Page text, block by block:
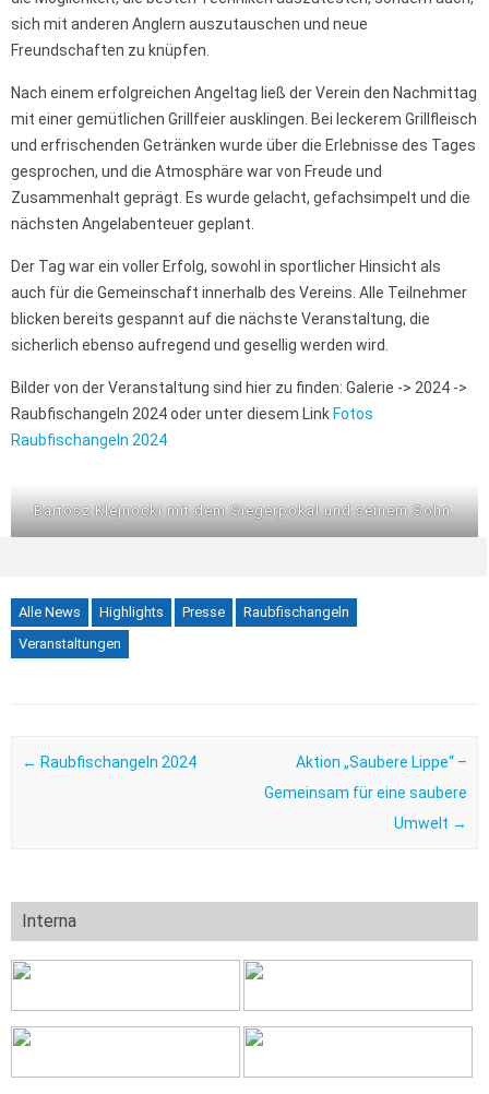
sich mit anderen Anglern auszutauschen und neue
Freundschaften zu knüpfen.
Nach einem erfolgreichen Angeltag ließ der Verein den Nachmittag
mit einer gemütlichen Grillfeier ausklingen. Bei leckerem Grillfleisch
und erfrischenden Getränken wurde über die Erlebnisse des Tages
gesprochen, und die Atmosphäre war von Freude und
Zusammenhalt geprägt. Es wurde gelacht, gefachsimpelt und die
nächsten Angelabenteuer geplant.
Der Tag war ein voller Erfolg, sowohl in sportlicher Hinsicht als
auch für die Gemeinschaft innerhalb des Vereins. Alle Teilnehmer
blicken bereits gespannt auf die nächste Veranstaltung, die
sicherlich ebenso aufregend und gesellig werden wird.
Bilder von der Veranstaltung sind hier zu finden: Galerie -> 2024 ->
Raubfischangeln 2024 oder unter diesem Link Fotos
Raubfischangeln 2024
Bartosz Klejnocki mit dem Siegerpokal und seinem Sohn.
Alle News Highlights Presse
Raubfischangeln
Veranstaltungen
Post navigation
← Raubfischangeln 2024
Aktion „Saubere Lippe“ –
Gemeinsam für eine saubere
Umwelt →
Interna